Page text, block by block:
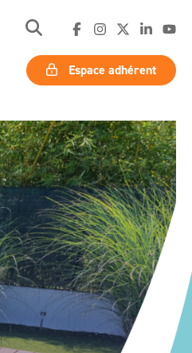
Espace adhérent